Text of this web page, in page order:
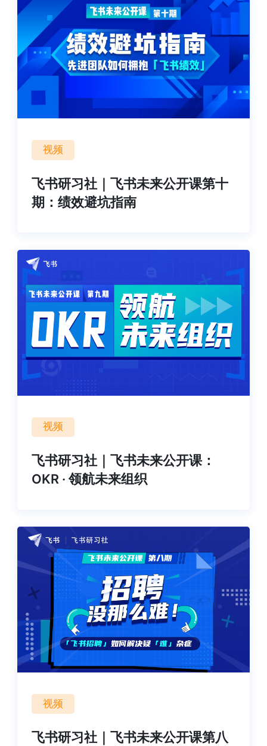
视频
飞书研习社｜飞书未来公开课第十
期：绩效避坑指南
视频
飞书研习社｜飞书未来公开课：
OKR · 领航未来组织
视频
飞书研习社｜飞书未来公开课第八